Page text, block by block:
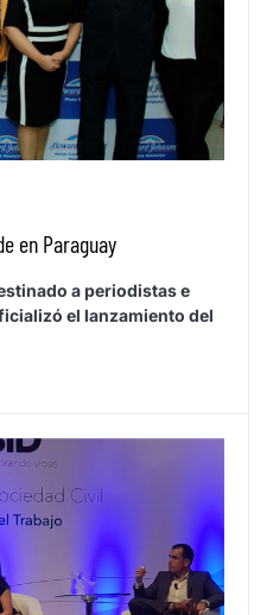
en Paraguay
a periodistas e
el lanzamiento del